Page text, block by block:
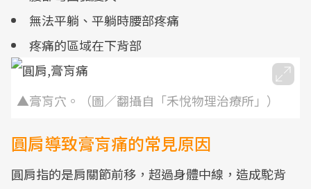
無法平躺、平躺時腰部疼痛
疼痛的區域在下背部
▲膏肓穴。（圖／翻攝自「禾悅物理治療所」）
圓肩導致膏肓痛的常見原因
圓肩指的是肩關節前移，超過身體中線，造成駝背